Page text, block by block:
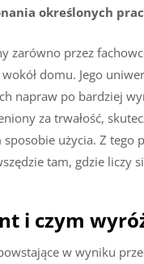
określonych
zarówno przez
domu. Jego
napraw po bardziej
za trwałość,
użycia. Z tego
tam, gdzie liczy
i czym
w wyniku